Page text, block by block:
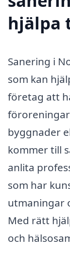
hjälpa
Sanering i
som kan
företag att
föroreningar
byggnader
kommer till
anlita
som har
utmaningar
Med rätt
och